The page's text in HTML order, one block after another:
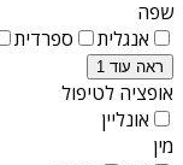
שפה
אנגלית
ספרדית
ראה עוד 1
אופציה לטיפול
אונליין
מין